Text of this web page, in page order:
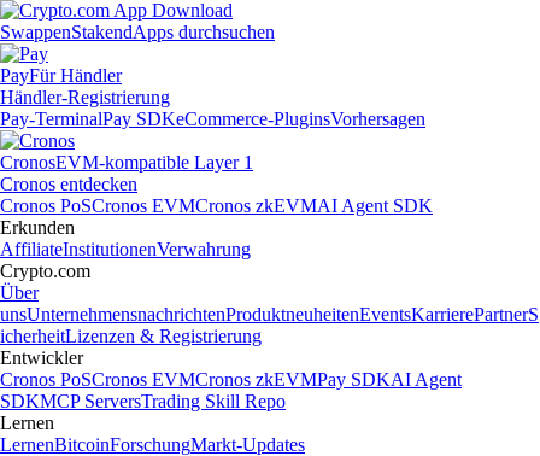
SwappenStakendApps durchsuchen
PayFür Händler
Händler-Registrierung
Pay-TerminalPay SDKeCommerce-PluginsVorhersagen
CronosEVM-kompatible Layer 1
Cronos entdecken
Cronos PoSCronos EVMCronos zkEVMAI Agent SDK
Erkunden
AffiliateInstitutionenVerwahrung
Crypto.com
Über
unsUnternehmensnachrichtenProduktneuheitenEventsKarrierePartnerS
icherheitLizenzen & Registrierung
Entwickler
Cronos PoSCronos EVMCronos zkEVMPay SDKAI Agent
SDKMCP ServersTrading Skill Repo
Lernen
LernenBitcoinForschungMarkt-Updates